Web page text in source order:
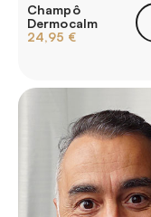
Champô
Dermocalm
24,95 €